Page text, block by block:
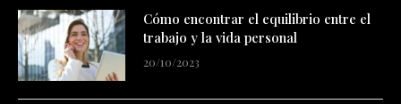
Cómo encontrar el equilibrio entre el
trabajo y la vida personal
20/10/2023